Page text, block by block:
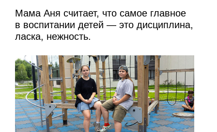
Мама Аня считает, что самое главное
в воспитании детей — это дисциплина,
ласка, нежность.